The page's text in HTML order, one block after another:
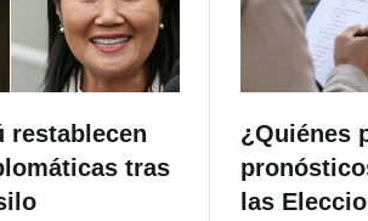
restablecen
tras
¿Quiénes
las